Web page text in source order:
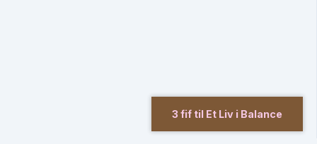
3 fif til Et Liv i Balance